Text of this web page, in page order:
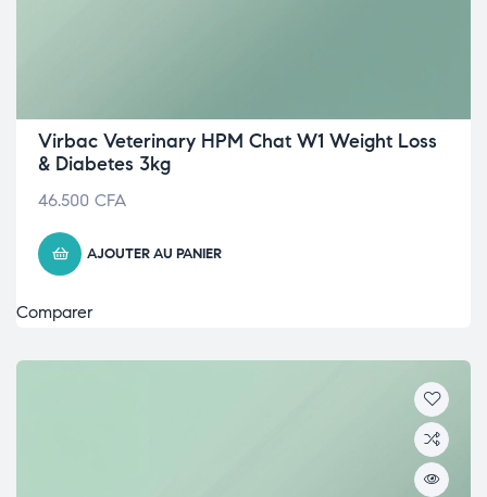
Virbac Veterinary HPM Chat W1 Weight Loss
& Diabetes 3kg
46.500 CFA
AJOUTER AU PANIER
Comparer